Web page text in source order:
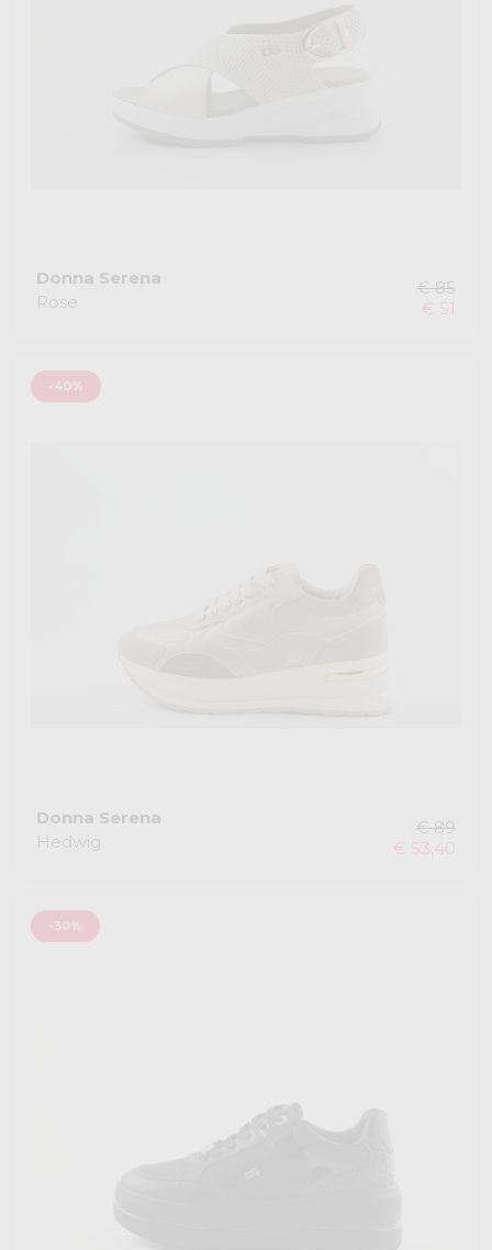
Donna Serena
Rose
€ 85
€ 51
-40%
Donna Serena
Hedwig
€ 89
€ 53,40
-30%